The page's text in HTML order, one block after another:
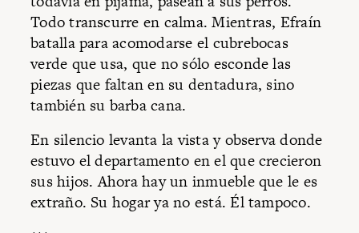
Todo transcurre en calma. Mientras, Efraín
batalla para acomodarse el cubrebocas
verde que usa, que no sólo esconde las
piezas que faltan en su dentadura, sino
también su barba cana.
En silencio levanta la vista y observa donde
estuvo el departamento en el que crecieron
sus hijos. Ahora hay un inmueble que le es
extraño. Su hogar ya no está. Él tampoco.